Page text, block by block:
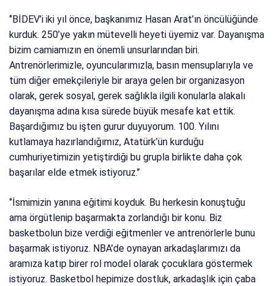
‘’BİDEV’i iki yıl önce, başkanımız Hasan Arat’ın öncülüğünde
kurduk. 250’ye yakın mütevelli heyeti üyemiz var. Dayanışma
bizim camiamızın en önemli unsurlarından biri.
Antrenörlerimizle, oyuncularımızla, basın mensuplarıyla ve
tüm diğer emekçileriyle bir araya gelen bir organizasyon
olarak, gerek sosyal, gerek sağlıkla ilgili konularla alakalı
dayanışma adına kısa sürede büyük mesafe kat ettik.
Başardığımız bu işten gurur duyuyorum. 100. Yılını
kutlamaya hazırlandığımız, Atatürk’ün kurduğu
cumhuriyetimizin yetiştirdiği bu grupla birlikte daha çok
başarılar elde etmek istiyoruz.’’
‘’İsmimizin yanına eğitimi koyduk. Bu herkesin konuştuğu
ama örgütlenip başarmakta zorlandığı bir konu. Biz
basketbolun bize verdiği eğitmenler ve antrenörlerle bunu
başarmak istiyoruz. NBA’de oynayan arkadaşlarımızı da
aramıza katıp birer rol model olarak çocuklara göstermek
istiyoruz. Basketbol hepimize dostluk, arkadaşlık için çaba